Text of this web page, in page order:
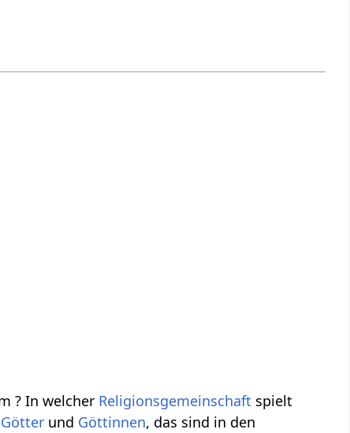
? In welcher Religionsgemeinschaft spielt
Götter und Göttinnen, das sind in den